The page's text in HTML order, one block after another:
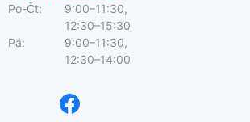
Po-Čt:
9:00–11:30,
12:30–15:30
Pá:
9:00–11:30,
12:30–14:00